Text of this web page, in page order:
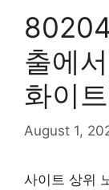
출에
화이
August 1,
사이트 상위